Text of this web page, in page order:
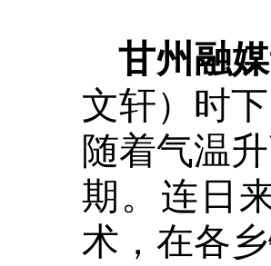
甘州融
文轩）时
随着气温
期。连日
术，在各